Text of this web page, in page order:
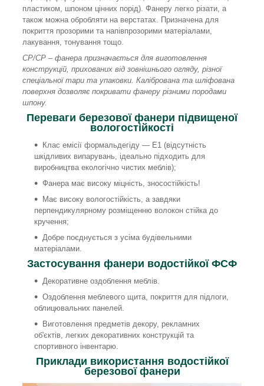
пластиком, шпоном цінних порід). Фанеру легко різати, а
також можна обробляти на верстатах. Призначена для
покриття прозорими та напівпрозорими матеріалами,
лакування, тонування тощо.
СР/СР – фанера призначається для виготовлення
конструкцій, прихованих від зовнішнього огляду, різної
спеціальної тари та упаковки. Калібрована та шліфована
поверхня дозволяє покривати фанеру різними породами
шпону.
Переваги березової фанери підвищеної
вологостійкості
Клас емісії формальдегіду — E1 (відсутність
шкідливих випарувань, ідеально підходить для
виробництва екологічно чистих меблів);
Фанера має високу міцність, зносостійкість!
Має високу вологостійкість, а завдяки
перпендикулярному розміщенню волокон стійка до
кручення;
Добре поєднується з усіма будівельними
матеріалами.
Застосування фанери водостійкої ФСФ
Декоративне оздоблення меблів.
Оздоблення меблевого щита, покриття для підлоги,
облицювальних панелей.
Виготовлення предметів декору, рекламних
об'єктів, легких декоративних конструкцій та
спортивного інвентарю.
Приклади використання водостійкої
березової фанери